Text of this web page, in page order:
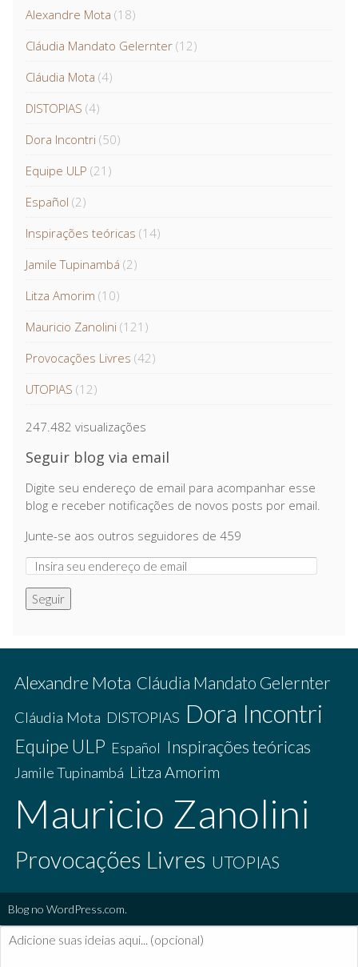
Alexandre Mota (18)
Cláudia Mandato Gelernter (12)
Cláudia Mota (4)
DISTOPIAS (4)
Dora Incontri (50)
Equipe ULP (21)
Español (2)
Inspirações teóricas (14)
Jamile Tupinambá (2)
Litza Amorim (10)
Mauricio Zanolini (121)
Provocações Livres (42)
UTOPIAS (12)
247.482 visualizações
Seguir blog via email
Digite seu endereço de email para acompanhar esse
blog e receber notificações de novos posts por email.
Junte-se aos outros seguidores de 459
Seguir
Alexandre Mota Cláudia Mandato Gelernter
Cláudia Mota DISTOPIAS Dora Incontri
Equipe ULP Español Inspirações teóricas
Jamile Tupinambá Litza Amorim
Mauricio Zanolini
Provocações Livres UTOPIAS
Blog no WordPress.com.